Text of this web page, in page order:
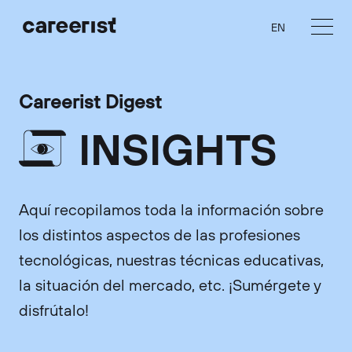
Careerist Digest
INSIGHTS
Aquí recopilamos toda la información sobre
los distintos aspectos de las profesiones
tecnológicas, nuestras técnicas educativas,
la situación del mercado, etc. ¡Sumérgete y
disfrútalo!
EN